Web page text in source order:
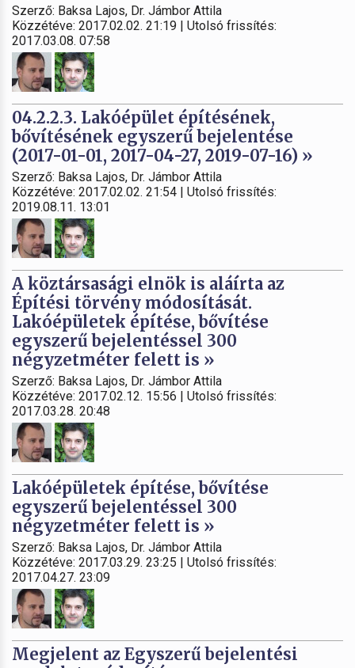
Szerző: Baksa Lajos, Dr. Jámbor Attila
Közzétéve: 2017.02.02. 21:19 | Utolsó frissítés:
2017.03.08. 07:58
04.2.2.3. Lakóépület építésének,
bővítésének egyszerű bejelentése
(2017-01-01, 2017-04-27, 2019-07-16) »
Szerző: Baksa Lajos, Dr. Jámbor Attila
Közzétéve: 2017.02.02. 21:54 | Utolsó frissítés:
2019.08.11. 13:01
A köztársasági elnök is aláírta az
Építési törvény módosítását.
Lakóépületek építése, bővítése
egyszerű bejelentéssel 300
négyzetméter felett is »
Szerző: Baksa Lajos, Dr. Jámbor Attila
Közzétéve: 2017.02.12. 15:56 | Utolsó frissítés:
2017.03.28. 20:48
Lakóépületek építése, bővítése
egyszerű bejelentéssel 300
négyzetméter felett is »
Szerző: Baksa Lajos, Dr. Jámbor Attila
Közzétéve: 2017.03.29. 23:25 | Utolsó frissítés:
2017.04.27. 23:09
Megjelent az Egyszerű bejelentési